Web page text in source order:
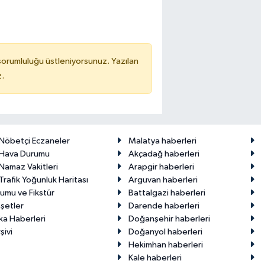
üstleniyorsunuz. Yazılan
Eczaneler
Durumu
Vakitleri
Yoğunluk Haritası
ve Fikstür
Haberleri
Malatya haberleri
Akçadağ haberleri
Arapgir haberleri
Arguvan haberleri
Battalgazi haberleri
Darende haberleri
Doğanşehir haberleri
Doğanyol haberleri
Hekimhan haberleri
Kale haberleri